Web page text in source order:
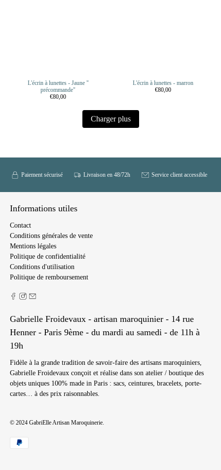
L'écrin à lunettes - Jaune "
précommande"
€80,00
L'écrin à lunettes - marron
€80,00
Charger plus
Paiement sécurisé Livraison en 48/72h Service client accessible
Informations utiles
Contact
Conditions générales de vente
Mentions légales
Politique de confidentialité
Conditions d'utilisation
Politique de remboursement
Gabrielle Froidevaux - artisan maroquinier - 14 rue
Henner - Paris 9ème - du mardi au samedi - de 11h à
19h
Fidèle à la grande tradition de savoir-faire des artisans maroquiniers,
Gabrielle Froidevaux conçoit et réalise dans son atelier / boutique des
objets uniques 100% made in Paris : sacs, ceintures, bracelets, porte-
cartes… à des prix raisonnables.
© 2024 GabriElle Artisan Maroquinerie.